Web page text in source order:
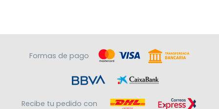
Formas de pago
Recibe tu pedido con